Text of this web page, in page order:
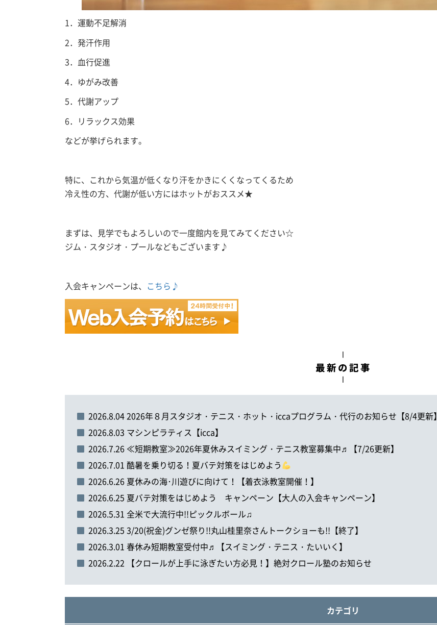
1．運動不足解消
2．発汗作用
3．血行促進
4．ゆがみ改善
5．代謝アップ
6．リラックス効果
などが挙げられます。
特に、これから気温が低くなり汗をかきにくくなってくるため
冷え性の方、代謝が低い方にはホットがおススメ★
まずは、見学でもよろしいので一度館内を見てみてください☆
ジム・スタジオ・プールなどもございます♪
入会キャンペーンは、 こちら♪
2026.8.04 2026年８月スタジオ・テニス・ホット・iccaプログラム・代行のお知らせ【8/4更新】
2026.8.03 マシンピラティス【icca】
2026.7.26 ≪短期教室≫2026年夏休みスイミング・テニス教室募集中♬【7/26更新】
2026.7.01 酷暑を乗り切る！夏バテ対策をはじめよう
2026.6.26 夏休みの海･川遊びに向けて！【着衣泳教室開催！】
2026.6.25 夏バテ対策をはじめよう キャンペーン【大人の入会キャンペーン】
2026.5.31 全米で大流行中!!ピックルボール♫
2026.3.25 3/20(祝金)グンゼ祭り!!丸山桂里奈さんトークショーも!!【終了】
2026.3.01 春休み短期教室受付中♬【スイミング・テニス・たいいく】
2026.2.22 【クロールが上手に泳ぎたい方必見！】絶対クロール塾のお知らせ
カテゴリ